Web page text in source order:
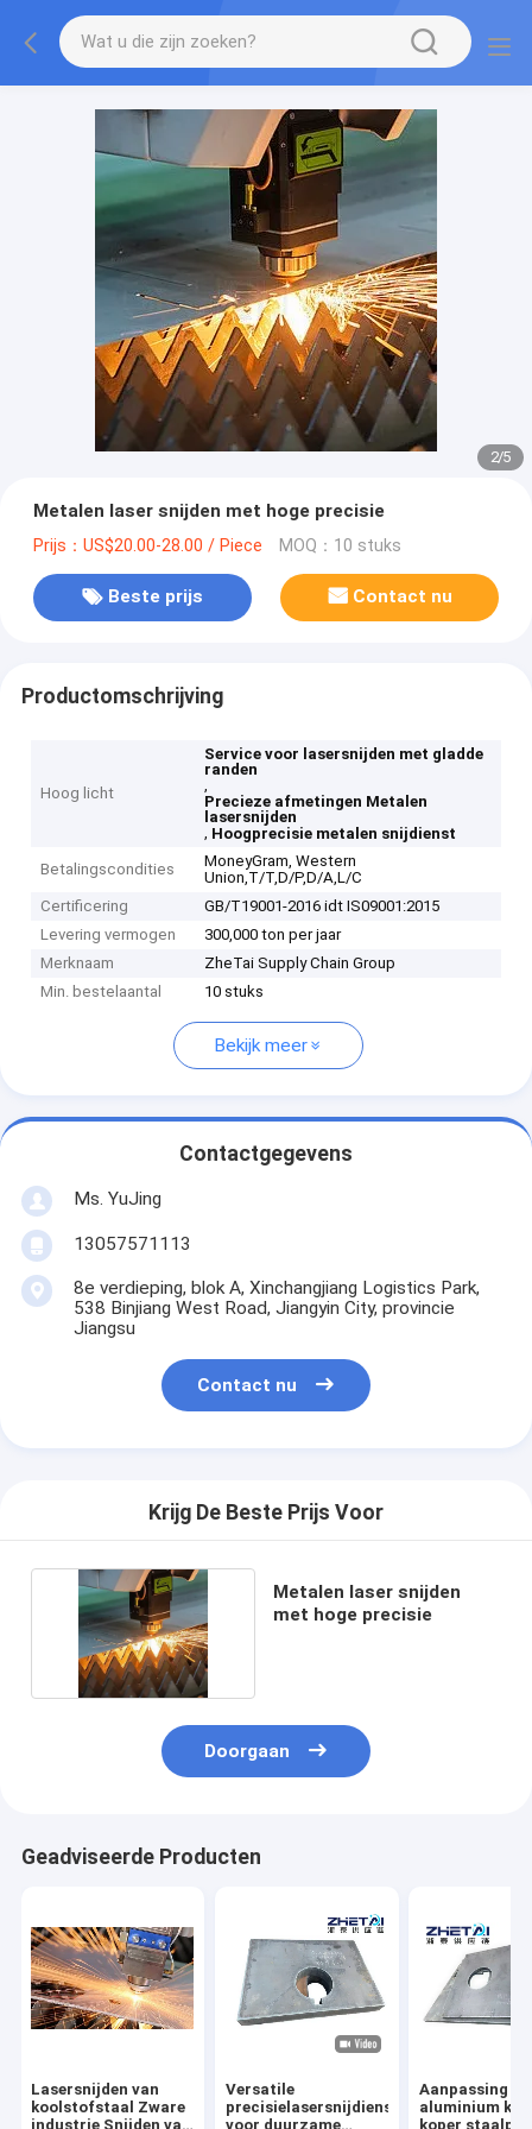
2/5
Metalen laser snijden met hoge precisie
Prijs：US$20.00-28.00 / Piece MOQ：10 stuks
Beste prijs Contact nu
Productomschrijving
Hoog licht
Service voor lasersnijden met gladde
randen
,
Precieze afmetingen Metalen
lasersnijden
, Hoogprecisie metalen snijdienst
Betalingscondities
MoneyGram, Western
Union,T/T,D/P,D/A,L/C
Certificering
GB/T19001-2016 idt IS09001:2015
Levering vermogen
300,000 ton per jaar
Merknaam
ZheTai Supply Chain Group
Min. bestelaantal
10 stuks
Bekijk meer
Contactgegevens
Ms. YuJing
13057571113
8e verdieping, blok A, Xinchangjiang Logistics Park,
538 Binjiang West Road, Jiangyin City, provincie
Jiangsu
Contact nu
Krijg De Beste Prijs Voor
Metalen laser snijden
met hoge precisie
Doorgaan
Geadviseerde Producten
Lasersnijden van
koolstofstaal Zware
industrie Snijden van
Versatile
precisielasersnijdiensten
voor duurzame
Aanpassing
aluminium
koper